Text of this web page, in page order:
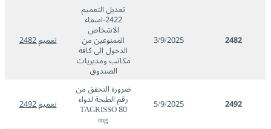
2482
3/9/2025
تعديل التعميم
2422-اسماء
الاشخاص
الممنوعين من
الدخول الى كافة
مكاتب ومديريات
الصندوق
تعميم 2482
2492
5/9/2025
ضرورة التحقق من
رقم الطبخة لدواء
TAGRISSO 80
mg
تعميم 2492